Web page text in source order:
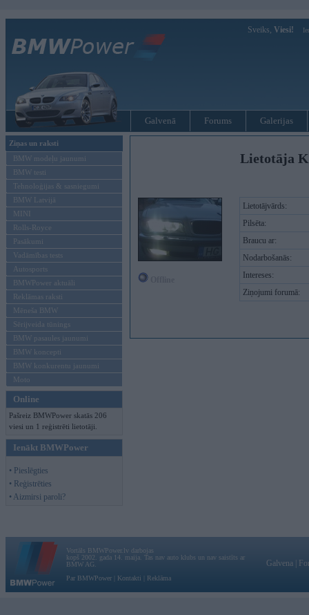
Sveiks, Viesi!
Galvenā Forums Galerijas
Ziņas un raksti
BMW modeļu jaunumi
BMW testi
Tehnoloģijas & sasniegumi
BMW Latvijā
MINI
Rolls-Royce
Pasākumi
Vadāmības tests
Autosports
BMWPower aktuāli
Reklāmas raksti
Mēneša BMW
Sērijveida tūnings
BMW pasaules jaunumi
BMW koncepti
BMW konkurentu jaunumi
Moto
Online
Pašreiz BMWPower skatās 206
viesi un 1 reģistrēti lietotāji.
Ienākt BMWPower
• Pieslēgties
• Reģistrēties
• Aizmirsi paroli?
Lietotāja
Lietotājvārds:
Pilsēta:
Braucu ar:
Nodarbošanās:
Intereses:
Ziņojumi forumā:
Vortāls BMWPower.lv darbojas
kopš 2002. gada 14. maija. Tas nav auto klubs un nav saistīts ar
BMW AG.
Par BMWPower
Kontakti Reklāma
Galvena